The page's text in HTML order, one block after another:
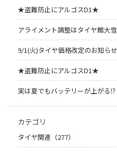
★盗難防止にアルゴスD1★
アライメント調整はタイヤ館大
9/1(火)タイヤ価格改定のお知らせ
★盗難防止にアルゴスD1★
実は夏でもバッテリーが上がる⁉︎
カテゴリ
タイヤ関連（277）